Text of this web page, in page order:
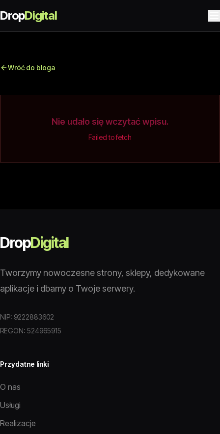
DropDigital
Wróć do bloga
Nie udało się wczytać wpisu.
Failed to fetch
DropDigital
Tworzymy nowoczesne strony, sklepy, dedykowane
aplikacje i dbamy o Twoje serwery.
NIP: 9222883602
REGON: 524965915
Przydatne linki
O nas
Usługi
Realizacje